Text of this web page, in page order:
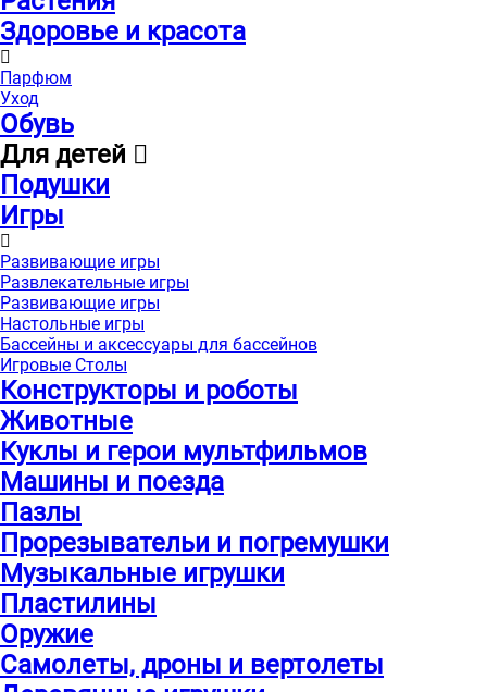
Здоровье и красота
Парфюм
Уход
Обувь
Для детей
Подушки
Игры
Развивающие игры
Развлекательные игры
Развивающие игры
Настольные игры
Бассейны и аксессуары для бассейнов
Игровые Столы
Конструкторы и роботы
Животные
Куклы и герои мультфильмов
Машины и поезда
Пазлы
Прорезывательи и погремушки
Музыкальные игрушки
Пластилины
Оружие
Самолеты, дроны и вертолеты